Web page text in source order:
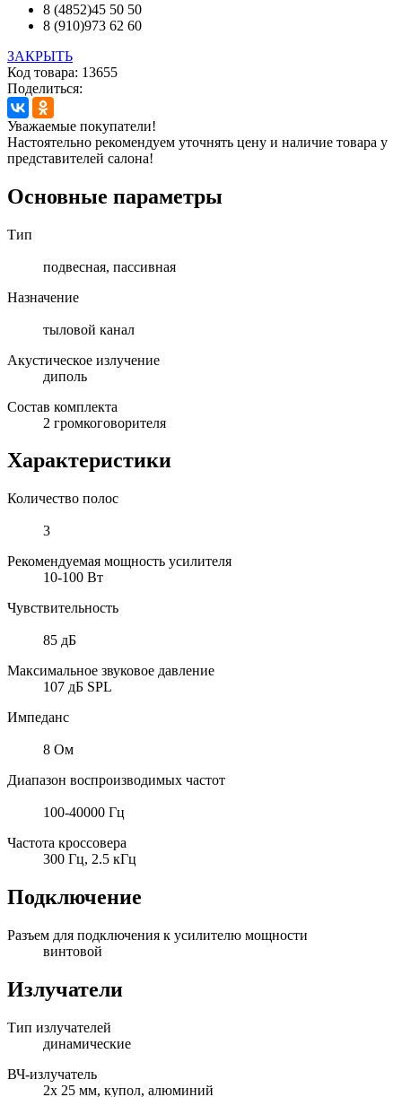
8 (4852)45 50 50
8 (910)973 62 60
ЗАКРЫТЬ
Код товара: 13655
Поделиться:
Уважаемые покупатели!
Настоятельно рекомендуем уточнять цену и наличие товара у
представителей салона!
Основные параметры
Тип
подвесная, пассивная
Назначение
тыловой канал
Акустическое излучение
диполь
Состав комплекта
2 громкоговорителя
Характеристики
Количество полос
3
Рекомендуемая мощность усилителя
10-100 Вт
Чувствительность
85 дБ
Максимальное звуковое давление
107 дБ SPL
Импеданс
8 Ом
Диапазон воспроизводимых частот
100-40000 Гц
Частота кроссовера
300 Гц, 2.5 кГц
Подключение
Разъем для подключения к усилителю мощности
винтовой
Излучатели
Тип излучателей
динамические
ВЧ-излучатель
2x 25 мм, купол, алюминий